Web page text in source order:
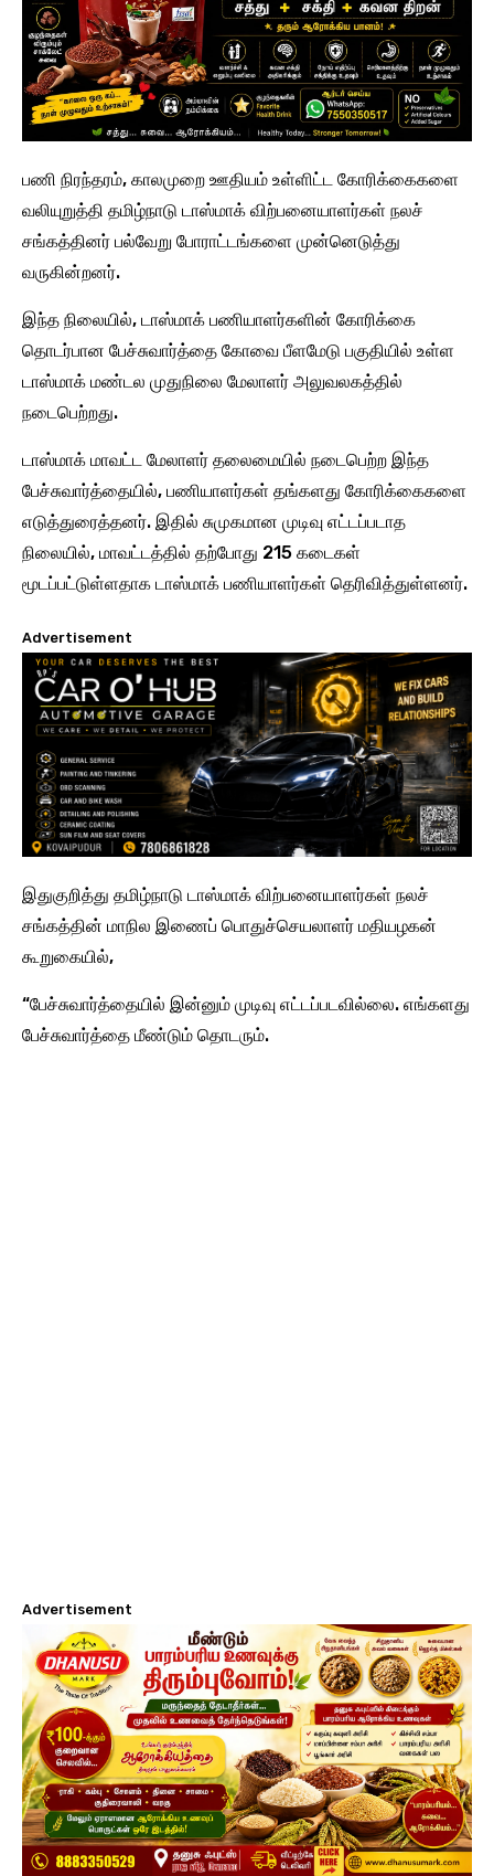
பணி நிரந்தரம், காலமுறை ஊதியம் உள்ளிட்ட கோரிக்கைகளை
வலியுறுத்தி தமிழ்நாடு டாஸ்மாக் விற்பனையாளர்கள் நலச்
சங்கத்தினர் பல்வேறு போராட்டங்களை முன்னெடுத்து
வருகின்றனர்.
இந்த நிலையில், டாஸ்மாக் பணியாளர்களின் கோரிக்கை
தொடர்பான பேச்சுவார்த்தை கோவை பீளமேடு பகுதியில் உள்ள
டாஸ்மாக் மண்டல முதுநிலை மேலாளர் அலுவலகத்தில்
நடைபெற்றது.
டாஸ்மாக் மாவட்ட மேலாளர் தலைமையில் நடைபெற்ற இந்த
பேச்சுவார்த்தையில், பணியாளர்கள் தங்களது கோரிக்கைகளை
எடுத்துரைத்தனர். இதில் சுமுகமான முடிவு எட்டப்படாத
நிலையில், மாவட்டத்தில் தற்போது 215 கடைகள்
மூடப்பட்டுள்ளதாக டாஸ்மாக் பணியாளர்கள் தெரிவித்துள்ளனர்.
Advertisement
இதுகுறித்து தமிழ்நாடு டாஸ்மாக் விற்பனையாளர்கள் நலச்
சங்கத்தின் மாநில இணைப் பொதுச்செயலாளர் மதியழகன்
கூறுகையில்,
“பேச்சுவார்த்தையில் இன்னும் முடிவு எட்டப்படவில்லை. எங்களது
பேச்சுவார்த்தை மீண்டும் தொடரும்.
Advertisement